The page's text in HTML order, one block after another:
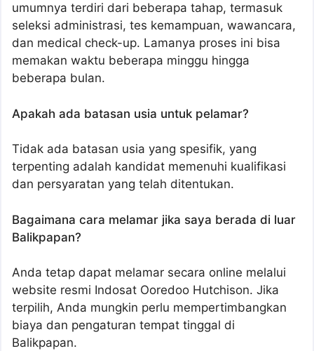
umumnya terdiri dari beberapa tahap, termasuk
seleksi administrasi, tes kemampuan, wawancara,
dan medical check-up. Lamanya proses ini bisa
memakan waktu beberapa minggu hingga
beberapa bulan.
Apakah ada batasan usia untuk pelamar?
Tidak ada batasan usia yang spesifik, yang
terpenting adalah kandidat memenuhi kualifikasi
dan persyaratan yang telah ditentukan.
Bagaimana cara melamar jika saya berada di luar
Balikpapan?
Anda tetap dapat melamar secara online melalui
website resmi Indosat Ooredoo Hutchison. Jika
terpilih, Anda mungkin perlu mempertimbangkan
biaya dan pengaturan tempat tinggal di
Balikpapan.